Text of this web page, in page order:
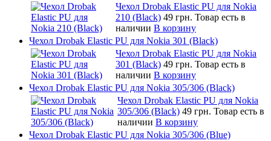
Чехол Drobak Elastic PU для Nokia
210 (Black) 49 грн. Товар есть в
наличии В корзину
Чехол Drobak Elastic PU для Nokia 301 (Black)
Чехол Drobak Elastic PU для Nokia
301 (Black) 49 грн. Товар есть в
наличии В корзину
Чехол Drobak Elastic PU для Nokia 305/306 (Black)
Чехол Drobak Elastic PU для Nokia
305/306 (Black) 49 грн. Товар есть в
наличии В корзину
Чехол Drobak Elastic PU для Nokia 305/306 (Blue)